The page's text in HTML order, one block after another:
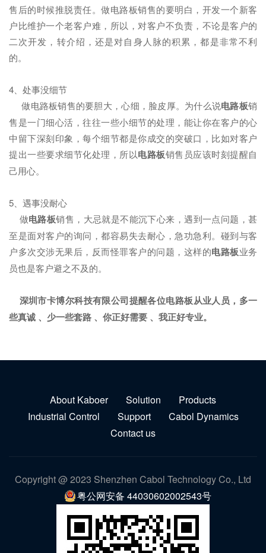
售后的时候推脱责任。做电路板销售的要明白，开发一个新客
户比维护一个老客户难，所以，对客户不负责，不论是客户的
二次开发，转介绍，还是对自身人脉的积累，都是非常不利
的。
4、处事没细节
做电路板销售的要胆大，心细，脸皮厚。为什么说电路板销
售是一门细心活，往往一些小细节的处理，能让你在客户的心
中留下深刻印象，每个细节都是你成交的突破口，比如对客户
提出一些要求细节化处理，所以电路板销售员应该时刻提醒自
己用心。
5、遇事没耐心
做电路板销售，大忌就是不能沉下心来，遇到一点问题，甚
至是面对客户的询问，都容易失去耐心，急功急利。碰到与客
户多次交涉无果后，反而怪罪客户的问题，这样的电路板业务
员也是客户避之不及的。
深圳市卡博尔科技有限公司提醒各位电路板从业人员，多一
些真诚 、少一些套路 、你正好需要 、我正好专业。
About Kaboer Solution
Products
Industrial Control
Support
Cabol Dynamics
Contact us
Copyright @ 2023 Shenzhen Cabol Technology Co., Ltd
粤公网安备 44030602002543号